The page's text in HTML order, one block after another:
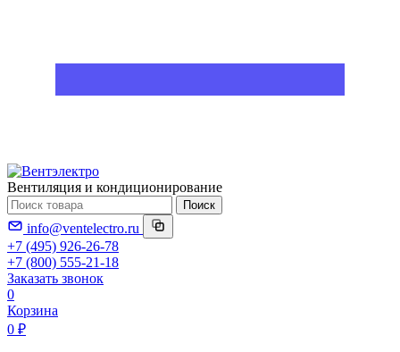
Вентиляция и кондиционирование
Поиск
info@ventelectro.ru
+7 (495) 926-26-78
+7 (800) 555-21-18
Заказать звонок
0
Корзина
0 ₽